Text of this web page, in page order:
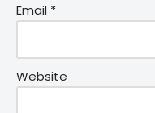
Email *
Website